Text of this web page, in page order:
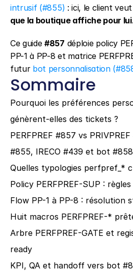
intrusif (#855) : ici, le client veut
que la boutique affiche pour lui.
Ce guide #857 déploie policy
PP-1 à PP-8 et matrice
futur bot personnalisation
Sommaire
Pourquoi les préférences
génèrent-elles des tickets ?
PERFPREF #857 vs
#855, IRECO #439 et bot #858
Quelles typologies perfpref_*
Policy PERFPREF-SUP :
Flow PP-1 à PP-8 : résolution
Huit macros PERFPREF-*
Arbre PERFPREF-GATE et
ready
KPI, QA et handoff vers bot